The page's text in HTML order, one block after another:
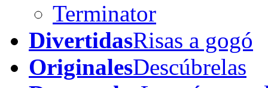
Terminator
DivertidasRisas a gogó
OriginalesDescúbrelas